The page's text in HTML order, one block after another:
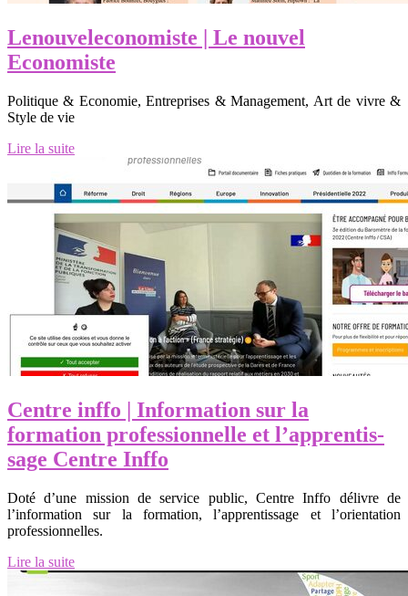
Lenouvelecono­miste | Le nouvel
Economiste
Politique & Economie, Entreprises & Management, Art de vivre &
Style de vie
Lire la suite
Centre inffo | Information sur la
formation profes­sionnel­le et l’appren­tis­
sa­ge Centre Inffo
Doté d’une mission de service public, Centre Inffo délivre de
l’information sur la formation, l’apprentissage et l’orientation
professionnelles.
Lire la suite